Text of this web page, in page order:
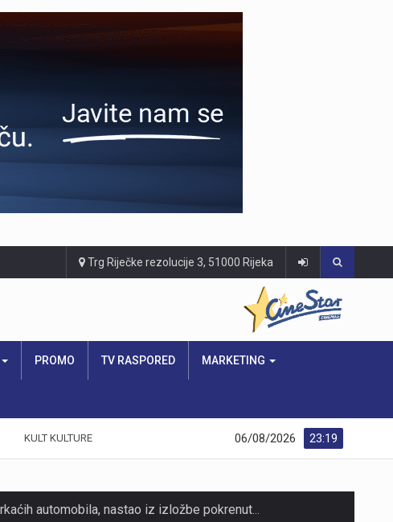
Trg Riječke rezolucije 3, 51000 Rijeka
PROMO TV RASPORED MARKETING
KULT KULTURE 23:19
06/08/2026